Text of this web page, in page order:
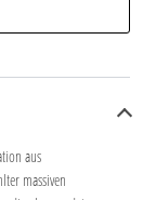
aus
massiven